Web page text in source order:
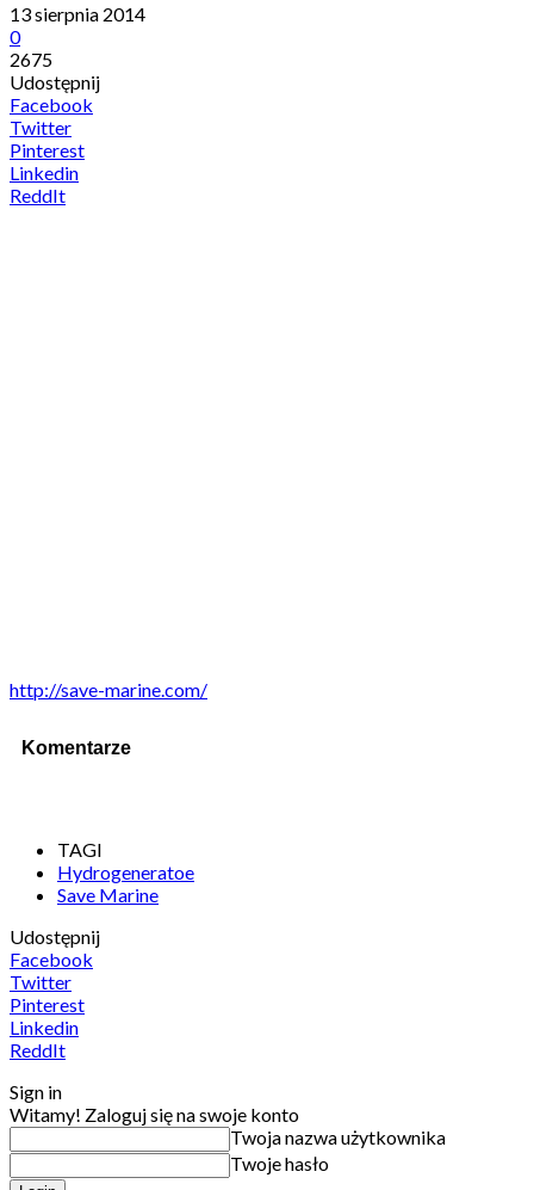
13 sierpnia 2014
0
2675
Udostępnij
Facebook
Twitter
Pinterest
Linkedin
ReddIt
http://save-marine.com/
Komentarze
TAGI
Hydrogeneratoe
Save Marine
Udostępnij
Facebook
Twitter
Pinterest
Linkedin
ReddIt
Sign in
Witamy! Zaloguj się na swoje konto
Twoja nazwa użytkownika
Twoje hasło